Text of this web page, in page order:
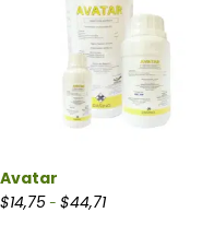
Avatar
$14,75- $44,71Rango de